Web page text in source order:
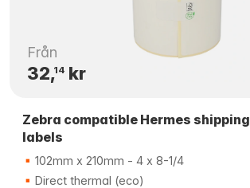
Från
32,14kr
Zebra compatible Hermes shipping
labels
102mm x 210mm - 4 x 8-1/4
Direct thermal (eco)